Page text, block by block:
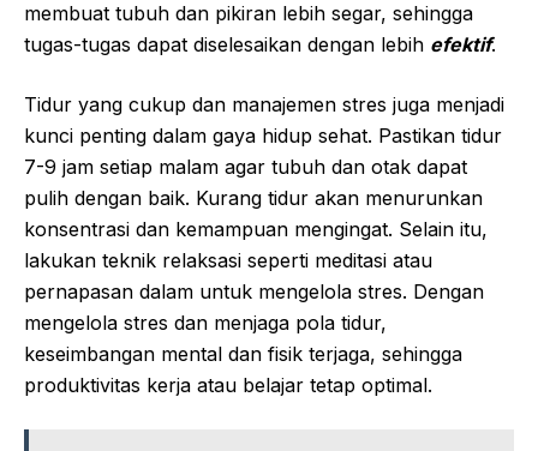
membuat tubuh dan pikiran lebih segar, sehingga
tugas-tugas dapat diselesaikan dengan lebih efektif.
Tidur yang cukup dan manajemen stres juga menjadi
kunci penting dalam gaya hidup sehat. Pastikan tidur
7-9 jam setiap malam agar tubuh dan otak dapat
pulih dengan baik. Kurang tidur akan menurunkan
konsentrasi dan kemampuan mengingat. Selain itu,
lakukan teknik relaksasi seperti meditasi atau
pernapasan dalam untuk mengelola stres. Dengan
mengelola stres dan menjaga pola tidur,
keseimbangan mental dan fisik terjaga, sehingga
produktivitas kerja atau belajar tetap optimal.